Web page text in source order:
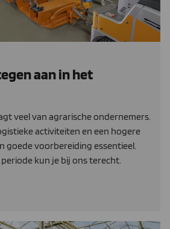
aan in het
veel van agrarische ondernemers.
activiteiten en een hogere
goede voorbereiding essentieel.
kun je bij ons terecht.